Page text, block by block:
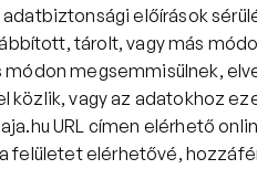
adatbiztonsági előírások
tárolt, vagy más
módon megsemmisülnek,
közlik, vagy az adatokhoz
URL címen elérhető
felületet elérhetővé,